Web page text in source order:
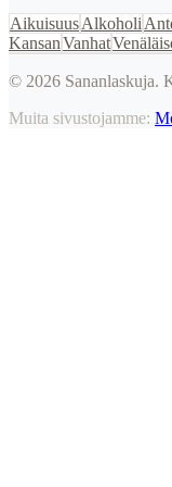
AikuisuusAlkoholi
KansanVanhat
© 2026 Sananlaskuja.
Muita sivustojamme: